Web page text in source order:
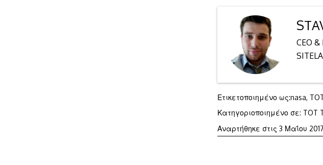
CEO &
Ετικετοποιημένο ως:nasa,
Κατηγοριοποιημένο σε: TOT
Αναρτήθηκε στις3 Μαΐου 2017